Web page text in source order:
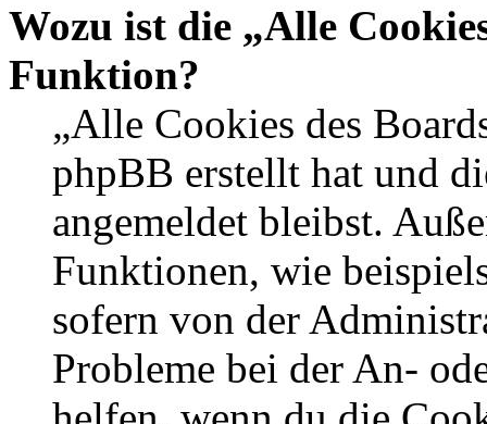
Wozu ist die „Alle
Funktion?
„Alle Cookies des
phpBB erstellt hat und
angemeldet bleibst.
Funktionen, wie
sofern von der
Probleme bei der An-